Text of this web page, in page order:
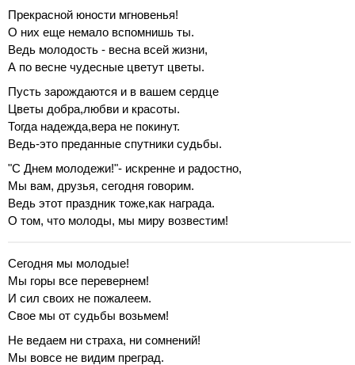
Прекрасной юности мгновенья!
О них еще немало вспомнишь ты.
Ведь молодость - весна всей жизни,
А по весне чудесные цветут цветы.
Пусть зарождаются и в вашем сердце
Цветы добра,любви и красоты.
Тогда надежда,вера не покинут.
Ведь-это преданные спутники судьбы.
"С Днем молодежи!"- искренне и радостно,
Мы вам, друзья, сегодня говорим.
Ведь этот праздник тоже,как награда.
О том, что молоды, мы миру возвестим!
Сегодня мы молодые!
Мы горы все перевернем!
И сил своих не пожалеем.
Свое мы от судьбы возьмем!
Не ведаем ни страха, ни сомнений!
Мы вовсе не видим преград.